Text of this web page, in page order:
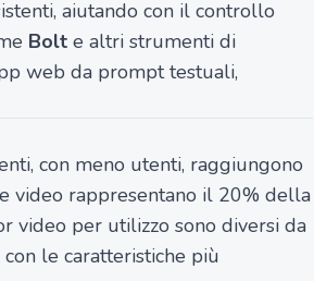
aiutando con il controllo
Bolt e altri strumenti di
web da prompt testuali,
con meno utenti, raggiungono
video rappresentano il 20% della
video per utilizzo sono diversi da
le caratteristiche più